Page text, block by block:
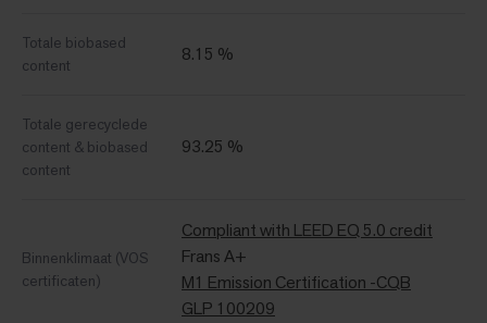
Totale biobased
content
8.15 %
Totale gerecyclede
content & biobased
content
93.25 %
Binnenklimaat (VOS
certificaten)
Compliant with LEED EQ 5.0 credit
Frans A+
M1 Emission Certification -CQB
GLP 100209